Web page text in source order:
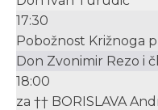
17:30
Pobožnost Križnoga
Don Zvonimir Rezo i
18:00
za †† BORISLAVA